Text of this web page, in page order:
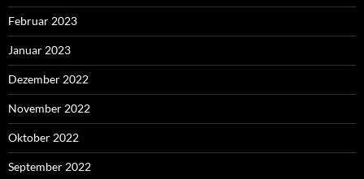
Februar 2023
Januar 2023
Dezember 2022
November 2022
Oktober 2022
September 2022